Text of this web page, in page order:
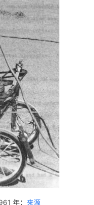
年： 来源